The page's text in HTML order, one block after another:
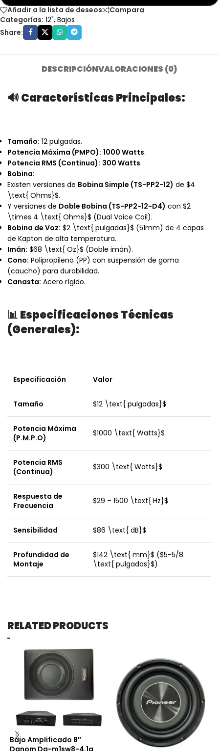
Añadir a la lista de deseos
Compara
Categorías: 12", Bajos
Share:
DESCRIPCIÓNVALORACIONES (0)
🔊 Características Principales:
Tamaño: 12 pulgadas.
Potencia Máxima (PMPO): 1000 Watts.
Potencia RMS (Continua): 300 Watts.
Bobina:
Existen versiones de Bobina Simple (TS-PP2-12) de $4
\text{ Ohms}$.
Y versiones de Doble Bobina (TS-PP2-12-D4) con $2
\times 4 \text{ Ohms}$ (Dual Voice Coil).
Bobina de Voz: $2 \text{ pulgadas}$ (51mm) de 4 capas
de Kapton de alta temperatura.
Imán: $68 \text{ Oz}$ (Doble imán).
Cono: Polipropileno (PP) con suspensión de goma
(caucho) para durabilidad.
Canasta: Acero rígido.
📊 Especificaciones Técnicas
(Generales):
Especificación Valor
Tamaño $12 \text{ pulgadas}$
Potencia Máxima
(P.M.P.O)
$1000 \text{ Watts}$
Potencia RMS
(Continua)
$300 \text{ Watts}$
Respuesta de
Frecuencia
$29 – 1500 \text{ Hz}$
Sensibilidad $86 \text{ dB}$
Profundidad de
Montaje
$142 \text{ mm}$ ($5-5/8
\text{ pulgadas}$)
RELATED PRODUCTS
Bajo Amplificado 8″
Danom Da-m1sw8-4.1a